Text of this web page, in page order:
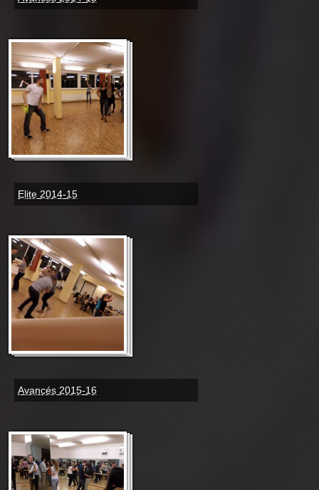
Elite 2014-15
Avancés 2015-16